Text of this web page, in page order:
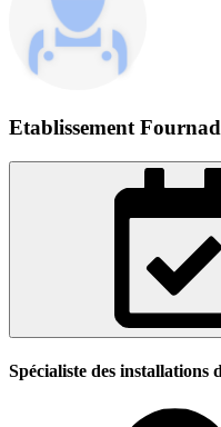
Etablissement
Spécialiste des installations